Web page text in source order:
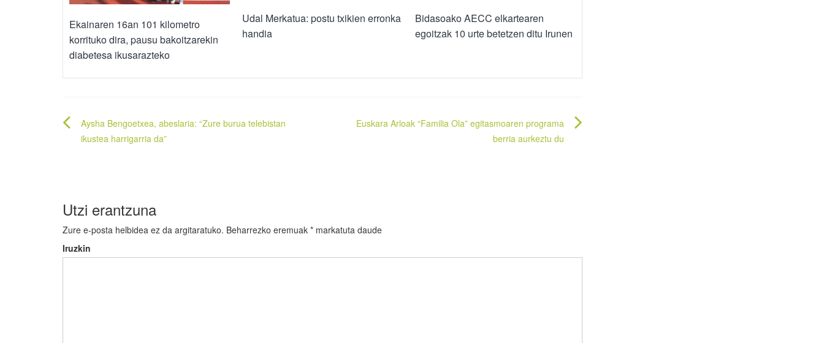
Ekainaren 16an 101 kilometro
korrituko dira, pausu bakoitzarekin
diabetesa ikusarazteko
Udal Merkatua: postu txikien erronka
handia
Bidasoako AECC elkartearen
egoitzak 10 urte betetzen ditu Irunen
Bidalketetan
zehar
Aysha Bengoetxea, abeslaria: “Zure burua telebistan
ikustea harrigarria da”
Euskara Arloak “Familia Ola” egitasmoaren programa
berria aurkeztu du
Utzi erantzuna
Zure e-posta helbidea ez da argitaratuko. Beharrezko eremuak * markatuta daude
Iruzkin